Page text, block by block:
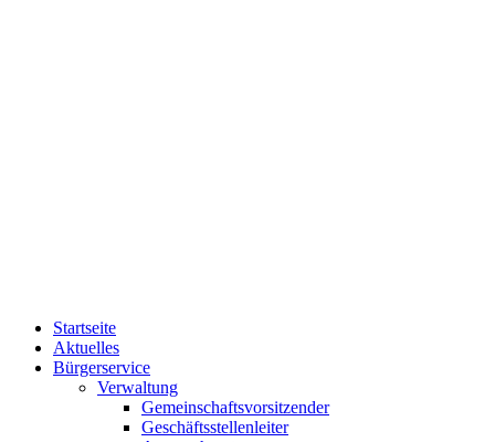
Startseite
Aktuelles
Bürgerservice
Verwaltung
Gemeinschaftsvorsitzender
Geschäftsstellenleiter